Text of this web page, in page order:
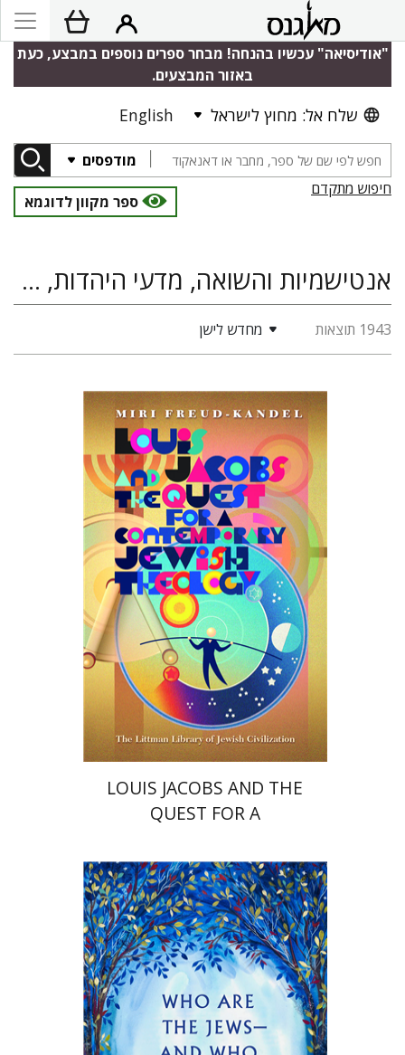
"אודיסיאה" עכשיו בהנחה! מבחר ספרים נוספים במבצע, כעת
באזור המבצעים.
שלח אל: מחוץ לישראל English
מודפסים
חיפוש מתקדם
ספר מקוון לדוגמא
אנטישמיות והשואה, מדעי היהדות, היסטוריה, אנטישמיות
1943 תוצאות מחדש לישן
מירי פרויד-קנדל
הנחת אתר ספר מודפס
$50
$45
LOUIS JACOBS AND THE
QUEST FOR A
THEOLOGY
דניאל הרטמן